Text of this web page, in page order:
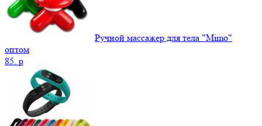
Ручной массажер для тела "Mimo"
оптом
85. p